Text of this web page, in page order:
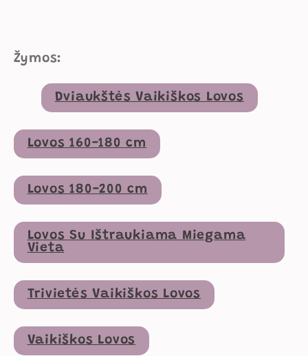
Žymos:
Dviaukštės Vaikiškos Lovos
Lovos 160-180 cm
Lovos 180-200 cm
Lovos Su Ištraukiama Miegama
Vieta
Trivietės Vaikiškos Lovos
Vaikiškos Lovos